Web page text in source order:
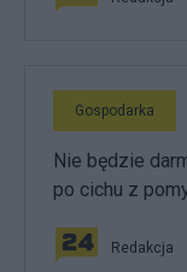
Gospodarka
Nie będzie
po cichu z
Redakcja